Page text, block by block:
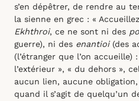
s’en dépêtrer, de rendre au
la sienne en grec : «
Ekhthroi, ce ne sont ni des
guerre), ni des enantioi(des
(l’étranger que l’on accueille)
l’extérieur », « du dehors »,
aucun lien, aucune
quand il s’agit de quelqu’un